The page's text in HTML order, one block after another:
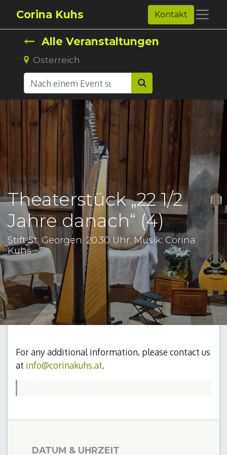
Corina Kuhs Kontakt
Alle Veranstaltungen
Österreich
Theaterstück „22 1/2
Jahre danach“ (4)
Stift St. Georgen. 20.30 Uhr. Musik: Corina
Kuhs
For any additional information, please contact us
at info@corinakuhs.at.
DATUM & UHRZEIT